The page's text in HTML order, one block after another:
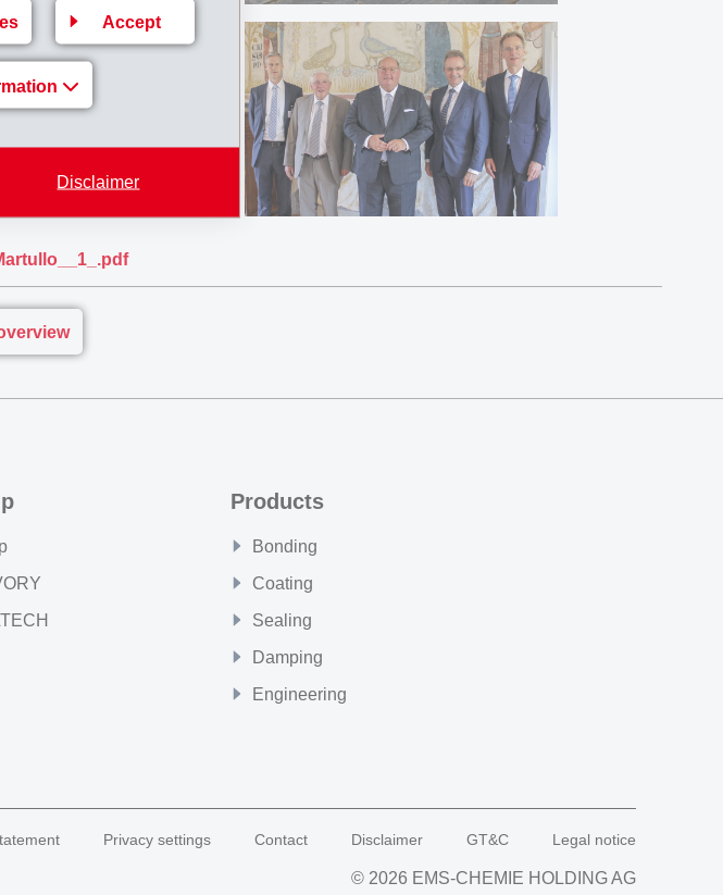
Accept
Disclaimer
Products
Bonding
Coating
Sealing
Damping
Engineering
Privacy settings Contact Disclaimer GT&C Legal notice
© 2026 EMS-CHEMIE HOLDING AG